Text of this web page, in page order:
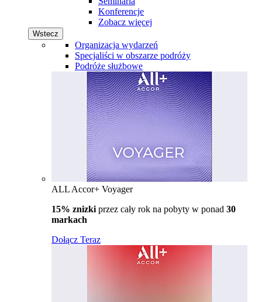
Konferencje
Zobacz więcej
Wstecz
Organizacja wydarzeń
Specjaliści w obszarze podróży
Podróże służbowe
ALL Accor+ Voyager
15% znizki przez cały rok na pobyty w ponad 30
markach
Dołącz Teraz